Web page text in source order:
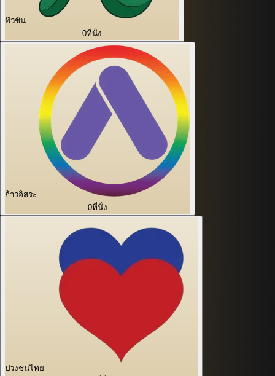
ฟิวชัน
0ที่นั่ง
ก้าวอิสระ
0ที่นั่ง
ปวงชนไทย